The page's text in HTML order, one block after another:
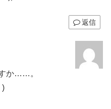
返信
か……。
)